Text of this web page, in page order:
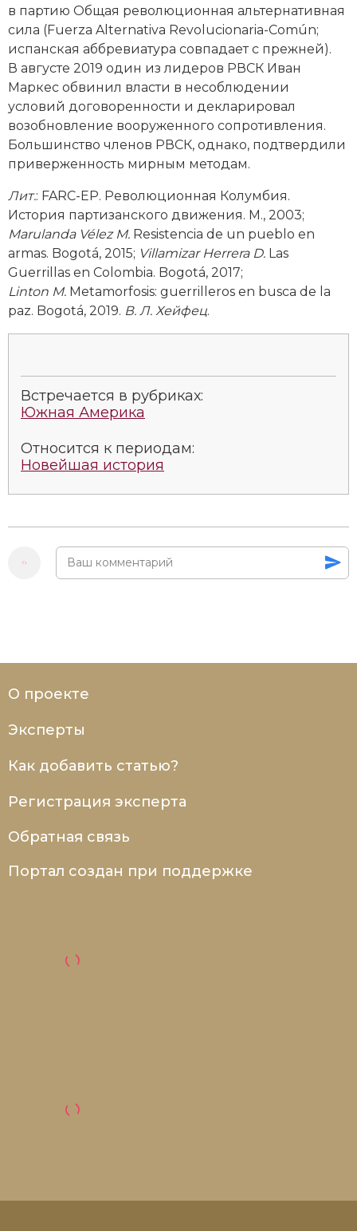
в партию Общая революционная альтернативная
сила (Fuerza Alternativa Revolucionaria-­Común;
испанская аббревиатура совпадает с прежней).
В августе 2019 один из лидеров РВСК Иван
Маркес обвинил власти в несоблюдении
условий договоренности и декларировал
возобновление вооруженного сопротивления.
Большинство членов РВСК, однако, подтвердили
приверженность мирным методам.
Лит.: FARC-EP. Революционная Колумбия.
История партизанского движения. М., 2003;
Marulanda Vélez M. Resistencia de un pueblo en
armas. Bogotá, 2015; Villamizar Herrera D. Las
Guerrillas en Colombia. Bogotá, 2017;
Linton M. Metamorfosis: guerrilleros en busca de la
paz. Bogotá, 2019. В. Л. Хейфец.
Встречается в рубриках:
Южная Америка
Относится к периодам:
Новейшая история
О проекте
Эксперты
Как добавить статью?
Регистрация эксперта
Обратная связь
Портал создан при поддержке